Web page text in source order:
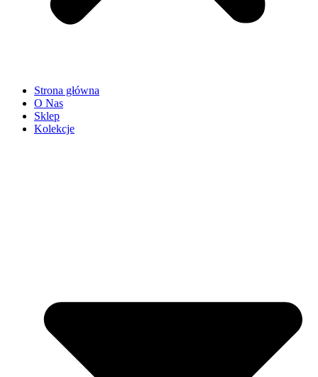
Strona główna
O Nas
Sklep
Kolekcje